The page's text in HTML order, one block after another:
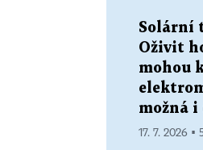
Solární
Oživit
mohou
možná i
17. 7. 2026 ▪